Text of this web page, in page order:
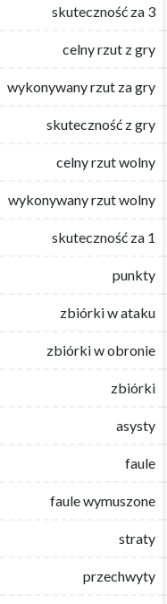
skuteczność za 3
celny rzut z gry
wykonywany rzut za gry
skuteczność z gry
celny rzut wolny
wykonywany rzut wolny
skuteczność za 1
punkty
zbiórki w ataku
zbiórki w obronie
zbiórki
asysty
faule
faule wymuszone
straty
przechwyty
skuteczność za 3
celny rzut z gry
wykonywany rzut za gry
skuteczność z gry
celny rzut wolny
wykonywany rzut wolny
skuteczność za 1
punkty
zbiórki w ataku
zbiórki w obronie
zbiórki
asysty
faule
faule wymuszone
straty
przechwyty